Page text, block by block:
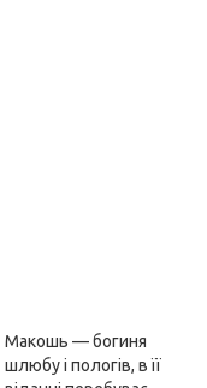
Макошь — богиня
шлюбу і пологів, в її